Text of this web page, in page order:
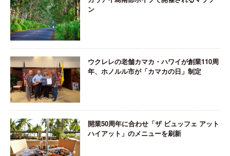
ン
ウクレレの老舗カマカ・ハワイが創業110周
年、ホノルル市が「カマカの日」制定
開業50周年に合わせ「ザ ビュッフェ アット
ハイアット」のメニューを刷新